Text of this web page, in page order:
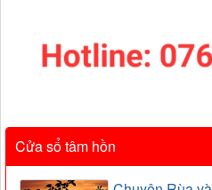
Cửa sổ tâm hồn